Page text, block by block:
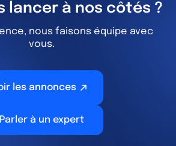
lancer à nos côtés ?
nous faisons équipe avec
vous.
les annonces
Parler à un expert